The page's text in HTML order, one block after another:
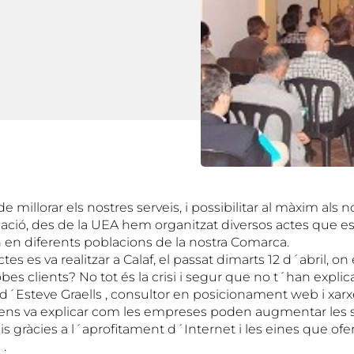
millorar els nostres serveis, i possibilitar al màxim als
des de la UEA hem organitzat diversos actes que es
diferents poblacions de la nostra Comarca.
es va realitzar a Calaf, el passat dimarts 12 d´abril,
clients? No tot és la crisi i segur que no t´han
Graells , consultor en posicionament web i
va explicar com les empreses poden augmentar les
gràcies a l´aprofitament d´Internet i les eines que
.